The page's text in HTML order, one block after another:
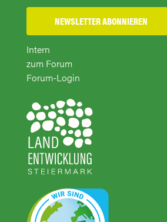
NEWSLETTER ABONNIEREN
Intern
zum Forum
Forum-Login